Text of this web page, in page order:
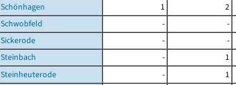
Schönhagen
1 2
Schwobfeld
- -
Sickerode
- -
Steinbach
- 1
Steinheuterode
- 1